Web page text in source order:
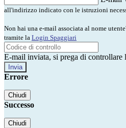
all'indirizzo indicato con le istruzioni
Non hai una e-mail associata al nome
tramite la Login Spaggiari
E-mail inviata, si prega di controllare
Errore
Chiudi
Successo
Chiudi